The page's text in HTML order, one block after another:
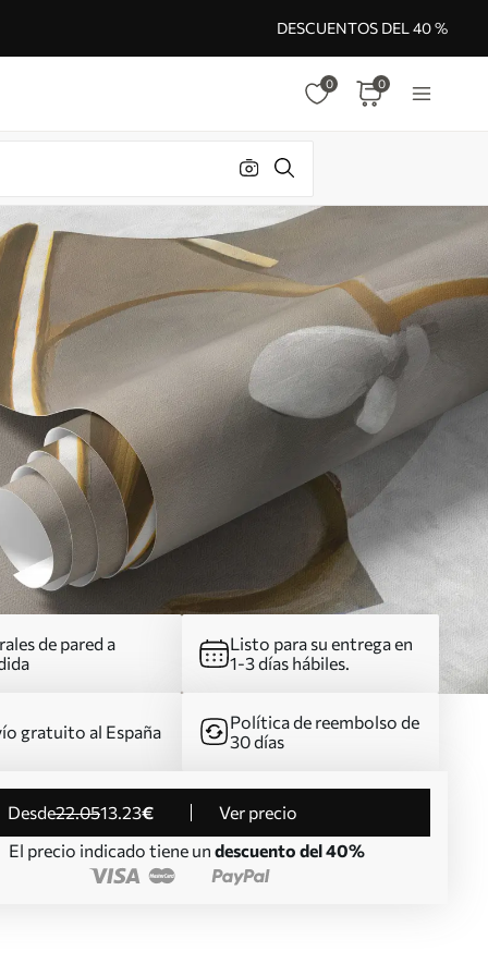
DESCUENTOS DEL 40 %
0 0
de pared a
Listo para su entrega en
1-3 días hábiles.
gratuito al España
Política de reembolso de
30 días
desde22.0513.23€
Ver precio
El precio indicado tiene un descuento del 40%